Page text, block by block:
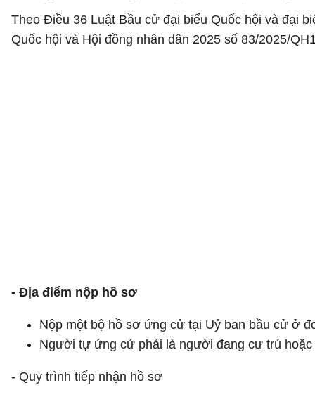
Theo Điều 36 Luật Bầu cử đại biểu Quốc hội và đại
Quốc hội và Hội đồng nhân dân 2025 số 83/2025/
- Địa điểm nộp hồ sơ
Nộp một bộ hồ sơ ứng cử tại Uỷ ban bầu cử ở
Người tự ứng cử phải là người đang cư trú
- Quy trình tiếp nhận hồ sơ